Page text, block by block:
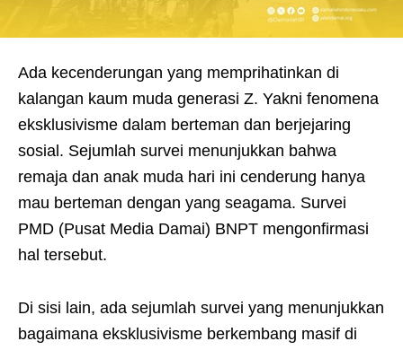
Ada kecenderungan yang memprihatinkan di
kalangan kaum muda generasi Z. Yakni fenomena
eksklusivisme dalam berteman dan berjejaring
sosial. Sejumlah survei menunjukkan bahwa
remaja dan anak muda hari ini cenderung hanya
mau berteman dengan yang seagama. Survei
PMD (Pusat Media Damai) BNPT mengonfirmasi
hal tersebut.
Di sisi lain, ada sejumlah survei yang menunjukkan
bagaimana eksklusivisme berkembang masif di